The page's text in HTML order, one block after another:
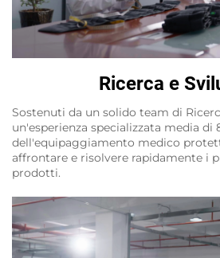
Ricerca e
Sostenuti da un solido team di
un'esperienza specializzata media di
dell'equipaggiamento medico
affrontare e risolvere rapidamente i
prodotti.